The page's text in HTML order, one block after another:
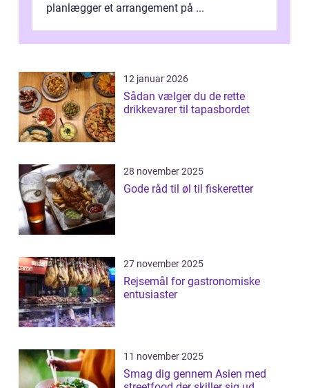
planlægger et arrangement på ...
12 januar 2026
Sådan vælger du de rette
drikkevarer til tapasbordet
28 november 2025
Gode råd til øl til fiskeretter
27 november 2025
Rejsemål for gastronomiske
entusiaster
11 november 2025
Smag dig gennem Asien med